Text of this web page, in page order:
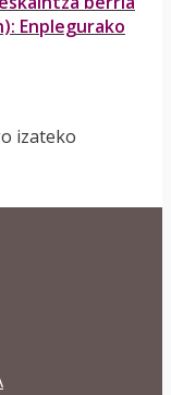
Enplegurako
izateko